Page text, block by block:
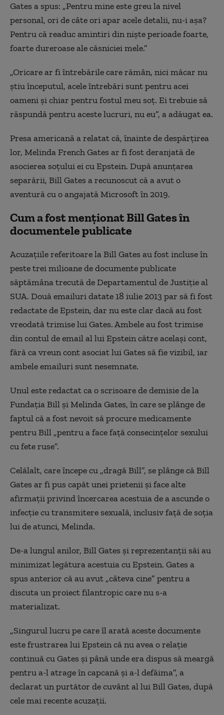
Gates a spus: „Pentru mine este greu la nivel
personal, ori de câte ori apar acele detalii, nu-i așa?
Pentru că readuc amintiri din niște perioade foarte,
foarte dureroase ale căsniciei mele.”
„Oricare ar fi întrebările care rămân, nici măcar nu
știu începutul, acele întrebări sunt pentru acei
oameni și chiar pentru fostul meu soț. Ei trebuie să
răspundă pentru aceste lucruri, nu eu”, a adăugat ea.
Presa americană a relatat că, înainte de despărțirea
lor, Melinda French Gates ar fi fost deranjată de
asocierea soțului ei cu Epstein. După anunțarea
separării, Bill Gates a recunoscut că a avut o
aventură cu o angajată Microsoft în 2019.
Cum a fost menționat Bill Gates în
documentele publicate
Acuzațiile referitoare la Bill Gates au fost incluse în
peste trei milioane de documente publicate
săptămâna trecută de Departamentul de Justiție al
SUA. Două emailuri datate 18 iulie 2013 par să fi fost
redactate de Epstein, dar nu este clar dacă au fost
vreodată trimise lui Gates. Ambele au fost trimise
din contul de email al lui Epstein către același cont,
fără ca vreun cont asociat lui Gates să fie vizibil, iar
ambele emailuri sunt nesemnate.
Unul este redactat ca o scrisoare de demisie de la
Fundația Bill și Melinda Gates, în care se plânge de
faptul că a fost nevoit să procure medicamente
pentru Bill „pentru a face față consecințelor sexului
cu fete ruse”.
Celălalt, care începe cu „dragă Bill”, se plânge că Bill
Gates ar fi pus capăt unei prietenii și face alte
afirmații privind încercarea acestuia de a ascunde o
infecție cu transmitere sexuală, inclusiv față de soția
lui de atunci, Melinda.
De-a lungul anilor, Bill Gates și reprezentanții săi au
minimizat legătura acestuia cu Epstein. Gates a
spus anterior că au avut „câteva cine” pentru a
discuta un proiect filantropic care nu s-a
materializat.
„Singurul lucru pe care îl arată aceste documente
este frustrarea lui Epstein că nu avea o relație
continuă cu Gates și până unde era dispus să meargă
pentru a-l atrage în capcană și a-l defăima”, a
declarat un purtător de cuvânt al lui Bill Gates, după
cele mai recente acuzații.